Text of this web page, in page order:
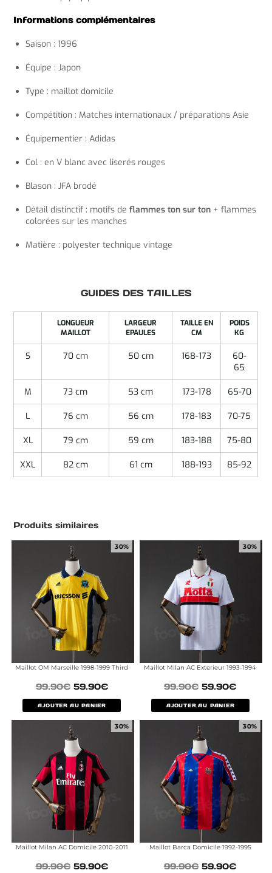
Informations complémentaires
Saison : 1996
Équipe : Japon
Type : maillot domicile
Compétition : Matches internationaux / préparations Asie
Équipementier : Adidas
Col : en V blanc avec liserés rouges
Blason : JFA brodé
Détail distinctif : motifs deflammes ton sur ton + flammes
colorées sur les manches
Matière : polyester technique vintage
GUIDES DES TAILLES
LONGUEUR
MAILLOT
LARGEUR
EPAULES
TAILLE EN
CM
POIDS
KG
S 70 cm 50 cm 168-173
60-
65
M 73 cm 53 cm 173-178 65-70
L 76 cm 56 cm 178-183 70-75
XL 79 cm 59 cm 183-188 75-80
XXL 82 cm 61 cm 188-193 85-92
Produits similaires
30%
Maillot OM Marseille 1998-1999 Third
99.90€ 59.90€
AJOUTER AU PANIER
30%
Maillot Milan AC Exterieur 1993-1994
99.90€ 59.90€
AJOUTER AU PANIER
30%
Maillot Milan AC Domicile 2010-2011
99.90€ 59.90€
30%
Maillot Barca Domicile 1992-1995
99.90€ 59.90€